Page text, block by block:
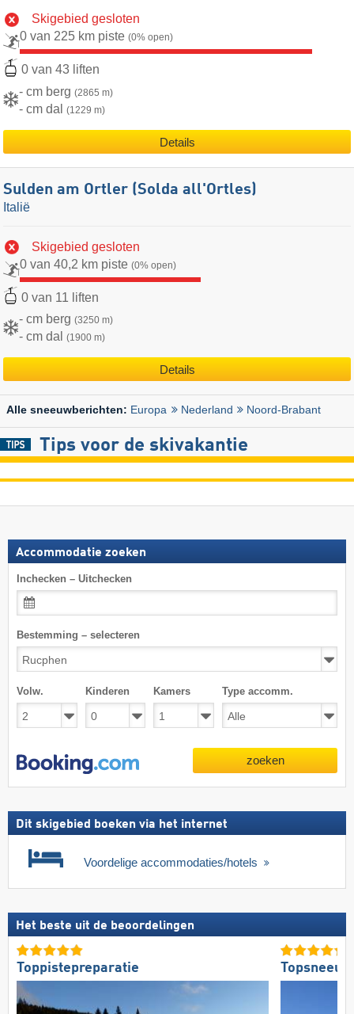
Skigebied gesloten
0 van 225 km piste (0% open)
0 van 43 liften
- cm berg (2865 m)
- cm dal (1229 m)
Details
Sulden am Ortler (Solda all'Ortles)
Italië
Skigebied gesloten
0 van 40,2 km piste (0% open)
0 van 11 liften
- cm berg (3250 m)
- cm dal (1900 m)
Details
Alle sneeuwberichten: Europa Nederland Noord-Brabant
Tips voor de skivakantie
Accommodatie zoeken
Inchecken – Uitchecken
Bestemming – selecteren
Volw. Kinderen Kamers Type accomm.
zoeken
Dit skigebied boeken via het internet
Voordelige accommodaties/hotels
Het beste uit de beoordelingen
Toppistepreparatie